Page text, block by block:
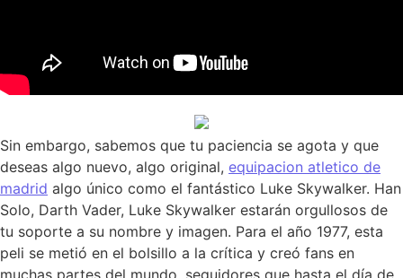
Sin embargo, sabemos que tu paciencia se agota y que
deseas algo nuevo, algo original, equipacion atletico de
madrid algo único como el fantástico Luke Skywalker. Han
Solo, Darth Vader, Luke Skywalker estarán orgullosos de
tu soporte a su nombre y imagen. Para el año 1977, esta
peli se metió en el bolsillo a la crítica y creó fans en